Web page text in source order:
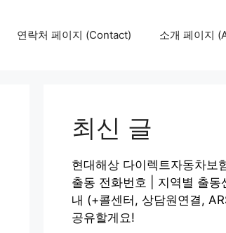
연락처 페이지 (Contact) 소개 페이지
최신 글
현대해상 다이렉트자동차보
출동 전화번호 | 지역별 출동
내 (+콜센터, 상담원연결,
공유할게요!